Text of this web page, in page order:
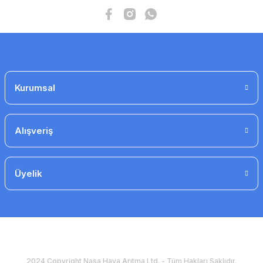
alufleks ø254- 10 mt. izolesiz fleks kanal
Kurumsal
Alışveriş
Üyelik
2024 Copyright Nasa Hava Arıtma Ltd. - Tüm Hakları Saklıdır.